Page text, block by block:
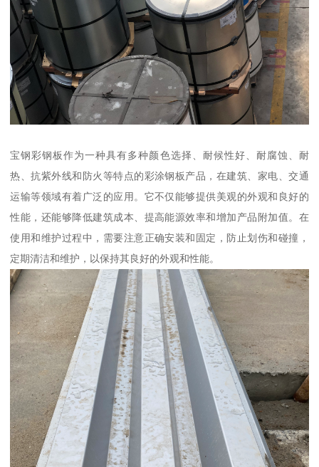
宝钢彩钢板作为一种具有多种颜色选择、耐候性好、耐腐蚀、耐
热、抗紫外线和防火等特点的彩涂钢板产品，在建筑、家电、交通
运输等领域有着广泛的应用。它不仅能够提供美观的外观和良好的
性能，还能够降低建筑成本、提高能源效率和增加产品附加值。在
使用和维护过程中，需要注意正确安装和固定，防止划伤和碰撞，
定期清洁和维护，以保持其良好的外观和性能。